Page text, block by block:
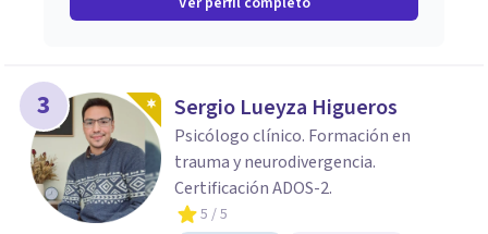
3 Sergio Lueyza Higueros
Psicólogo clínico. Formación en
trauma y neurodivergencia.
Certificación ADOS-2.
5 / 5